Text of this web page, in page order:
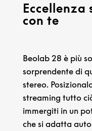
Eccellenza
con te
Beolab 28 è più
sorprendente di
stereo.
streaming tutto
immergiti in un
che si adatta